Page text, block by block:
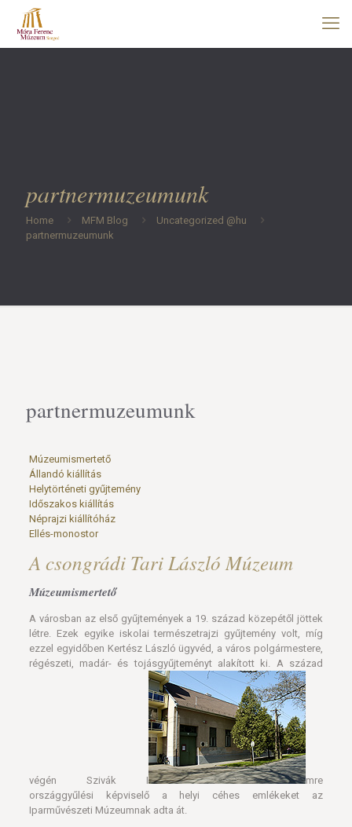
partnermuzeumunk
Home MFM Blog
Uncategorized @hu
partnermuzeumunk
partnermuzeumunk
Múzeumismertető
Állandó kiállítás
Helytörténeti gyűjtemény
Időszakos kiállítás
Néprajzi kiállítóház
Ellés-monostor
A csongrádi Tari László Múzeum
Múzeumismertető
A városban az első gyűjtemények a 19. század közepétől jöttek
létre. Ezek egyike iskolai természetrajzi gyűjtemény volt, míg
ezzel egyidőben Kertész László ügyvéd, a város polgármestere,
régészeti, madár- és tojásgyűjteményt alakított ki. A század
végén Szivák I
mre
országgyűlési képviselő a helyi céhes emlékeket az
Iparművészeti Múzeumnak adta át.